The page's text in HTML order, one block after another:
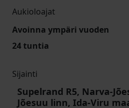
Aukioloajat
Avoinna ympäri vuoden
24 tuntia
Sijainti
Supelrand R5, Narva-
Jõesuu linn, Ida-Viru